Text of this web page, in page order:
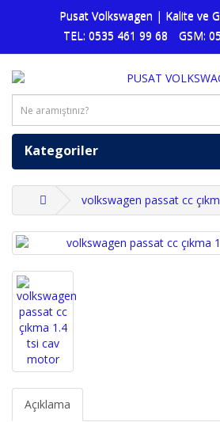
Pusat Volkswagen | Kalite ve
TEL: 0535 461 99 68
GSM:
Kategoriler
volkswagen passat cc
Açıklama